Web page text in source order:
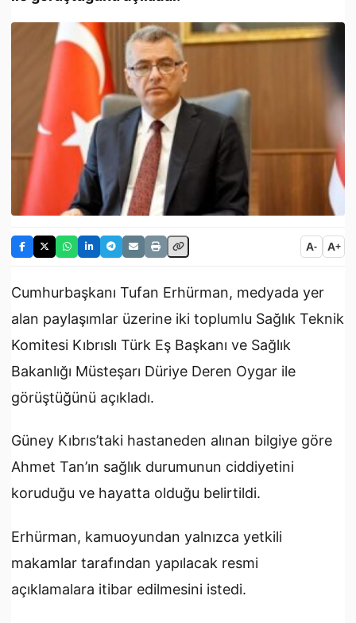
A- A+
Cumhurbaşkanı Tufan Erhürman, medyada yer
alan paylaşımlar üzerine iki toplumlu Sağlık Teknik
Komitesi Kıbrıslı Türk Eş Başkanı ve Sağlık
Bakanlığı Müsteşarı Düriye Deren Oygar ile
görüştüğünü açıkladı.
Güney Kıbrıs’taki hastaneden alınan bilgiye göre
Ahmet Tan’ın sağlık durumunun ciddiyetini
koruduğu ve hayatta olduğu belirtildi.
Erhürman, kamuoyundan yalnızca yetkili
makamlar tarafından yapılacak resmi
açıklamalara itibar edilmesini istedi.